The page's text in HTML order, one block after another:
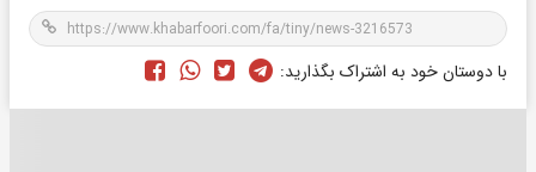
با دوستان خود به اشتراک بگذارید: